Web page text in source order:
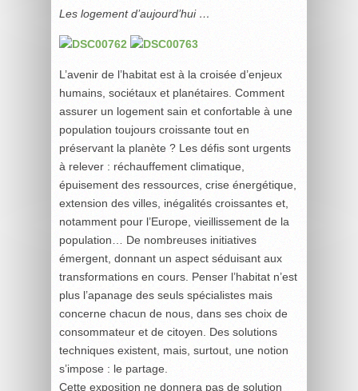
Les logement d’aujourd’hui …
L’avenir de l’habitat est à la croisée d’enjeux
humains, sociétaux et planétaires. Comment
assurer un logement sain et confortable à une
population toujours croissante tout en
préservant la planète ? Les défis sont urgents
à relever : réchauffement climatique,
épuisement des ressources, crise énergétique,
extension des villes, inégalités croissantes et,
notamment pour l’Europe, vieillissement de la
population… De nombreuses initiatives
émergent, donnant un aspect séduisant aux
transformations en cours. Penser l’habitat n’est
plus l’apanage des seuls spécialistes mais
concerne chacun de nous, dans ses choix de
consommateur et de citoyen. Des solutions
techniques existent, mais, surtout, une notion
s’impose : le partage.
Cette exposition ne donnera pas de solution